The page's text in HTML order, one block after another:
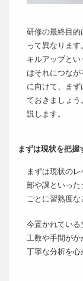
研修の最終目
って異なりま
キルアップと
はそれにつな
に向けて、ま
ておきましょ
説します。
まずは現状を把握
まずは現状の
部や課といっ
ごとに習熟度な
今置かれている
工数や手間が
丁寧な分析を心